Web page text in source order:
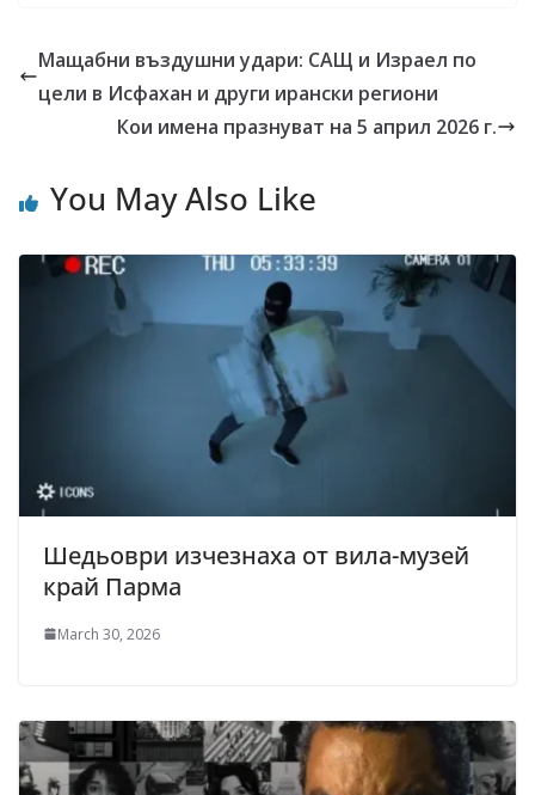
Мащабни въздушни удари: САЩ и Израел по
цели в Исфахан и други ирански региони
Кои имена празнуват на 5 април 2026 г.
You May Also Like
Шедьоври изчезнаха от вила-музей
край Парма
March 30, 2026